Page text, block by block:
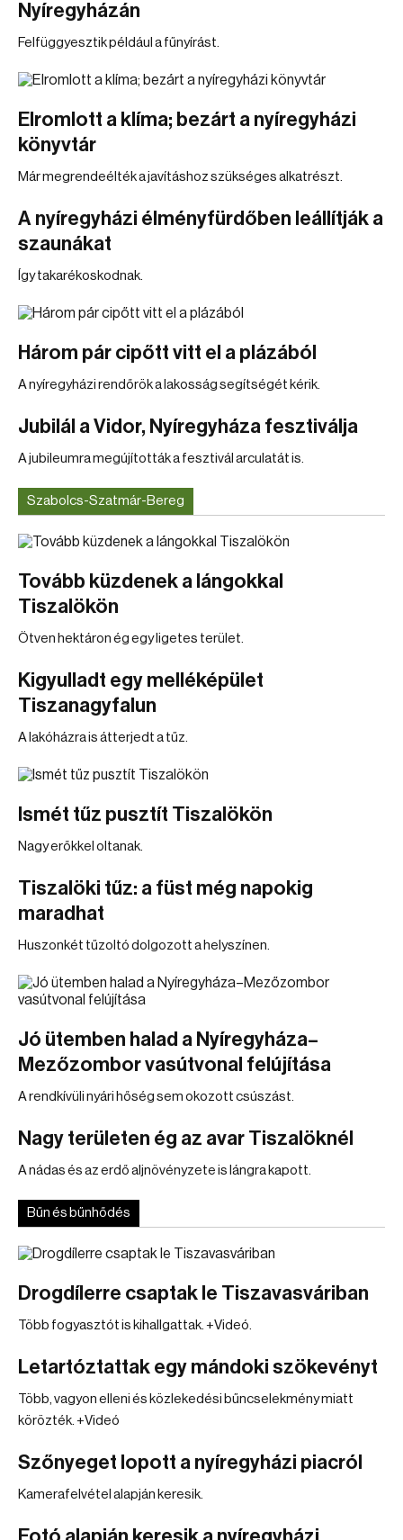
Nyíregyházán
Felfüggyesztik például a fűnyírást.
Elromlott a klíma; bezárt a nyíregyházi
könyvtár
Már megrendeélték a javításhoz szükséges alkatrészt.
A nyíregyházi élményfürdőben leállítják a
szaunákat
Így takarékoskodnak.
Három pár cipőtt vitt el a plázából
A nyíregyházi rendőrök a lakosság segítségét kérik.
Jubilál a Vidor, Nyíregyháza fesztiválja
A jubileumra megújították a fesztivál arculatát is.
Szabolcs-Szatmár-Bereg
Tovább küzdenek a lángokkal
Tiszalökön
Ötven hektáron ég egy ligetes terület.
Kigyulladt egy melléképület
Tiszanagyfalun
A lakóházra is átterjedt a tűz.
Ismét tűz pusztít Tiszalökön
Nagy erőkkel oltanak.
Tiszalöki tűz: a füst még napokig
maradhat
Huszonkét tűzoltó dolgozott a helyszínen.
Jó ütemben halad a Nyíregyháza–
Mezőzombor vasútvonal felújítása
A rendkívüli nyári hőség sem okozott csúszást.
Nagy területen ég az avar Tiszalöknél
A nádas és az erdő aljnövényzete is lángra kapott.
Bűn és bűnhődés
Drogdílerre csaptak le Tiszavasváriban
Több fogyasztót is kihallgattak. +Videó.
Letartóztattak egy mándoki szökevényt
Több, vagyon elleni és közlekedési bűncselekmény miatt
körözték. +Videó
Szőnyeget lopott a nyíregyházi piacról
Kamerafelvétel alapján keresik.